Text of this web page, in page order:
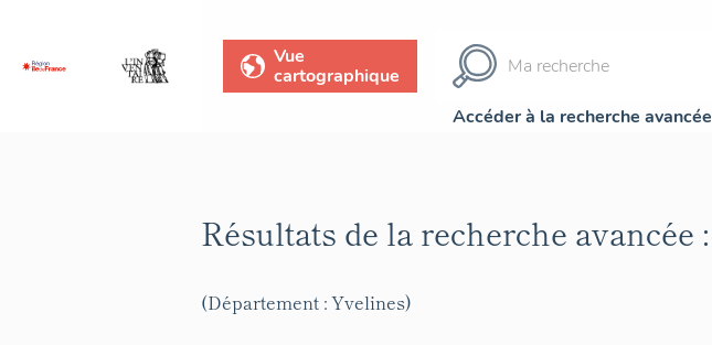
Vue
cartographique
Accéder à la recherche avancée
Résultats de la recherche avancée :
(Département : Yvelines)